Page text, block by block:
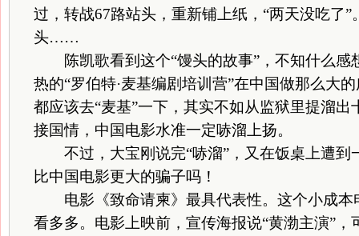
过，转战67路站头，重新铺上纸，“两天没吃了
头……
陈凯歌看到这个“馒头的故事”，不知什么感
热的“罗伯特·麦基编剧培训营”在中国做那么大
都应该去“麦基”一下，其实不如从监狱里提溜
接国情，中国电影水准一定哧溜上扬。
不过，大宝刚说完“哧溜”，又在饭桌上遭到
比中国电影更大的骗子吗！
电影《致命请柬》最具代表性。这个小成本
看多多。电影上映前，宣传海报说“黄渤主演”